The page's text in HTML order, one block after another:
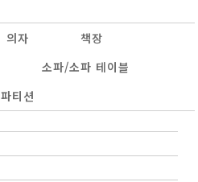
의자
책장
소파/소파 테이블
파티션